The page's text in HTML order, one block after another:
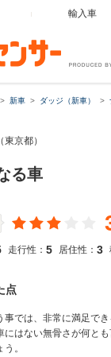
輸入車
新車 ダッジ（新車）
東京都）
る車
走行性： 5 居住性： 3
点
事では、非常に満足でき
にはない無骨さが何と
。